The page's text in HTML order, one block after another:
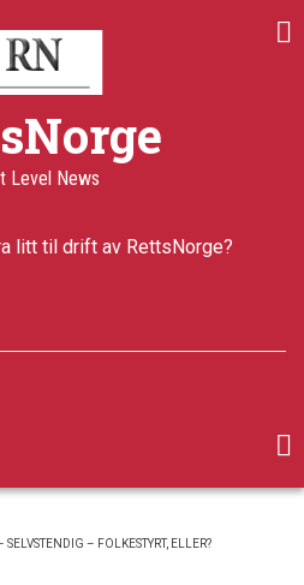
Level News
litt til drift av RettsNorge?
– FOLKESTYRT, ELLER?